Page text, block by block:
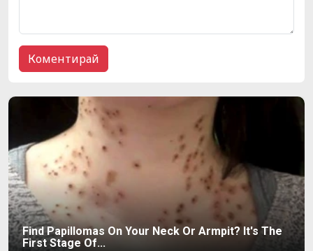
Find Papillomas On Your Neck Or Armpit? It's The
First Stage Of...